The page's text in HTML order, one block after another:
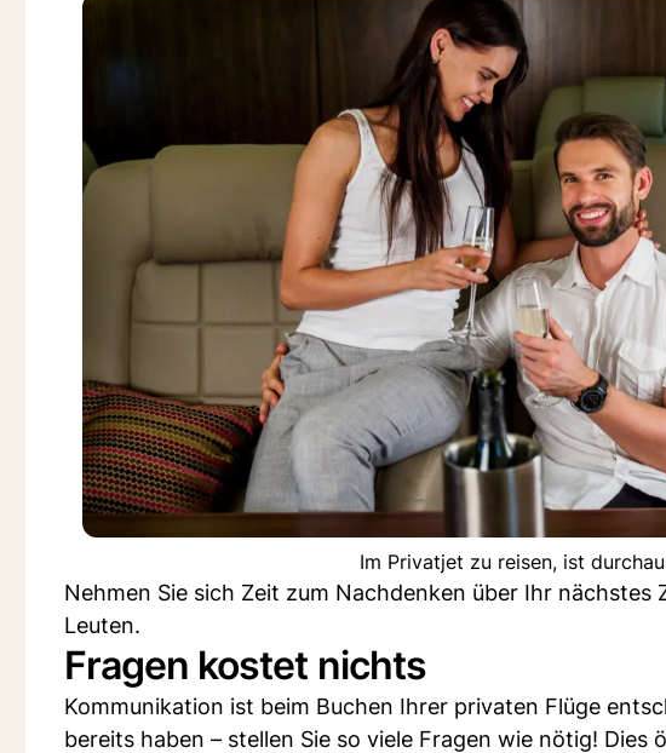
Im Privatjet zu reisen, ist
Nehmen Sie sich Zeit zum Nachdenken über Ihr
Leuten.
Fragen kostet nichts
Kommunikation ist beim Buchen Ihrer privaten Flüge
bereits haben – stellen Sie so viele Fragen wie nötig!